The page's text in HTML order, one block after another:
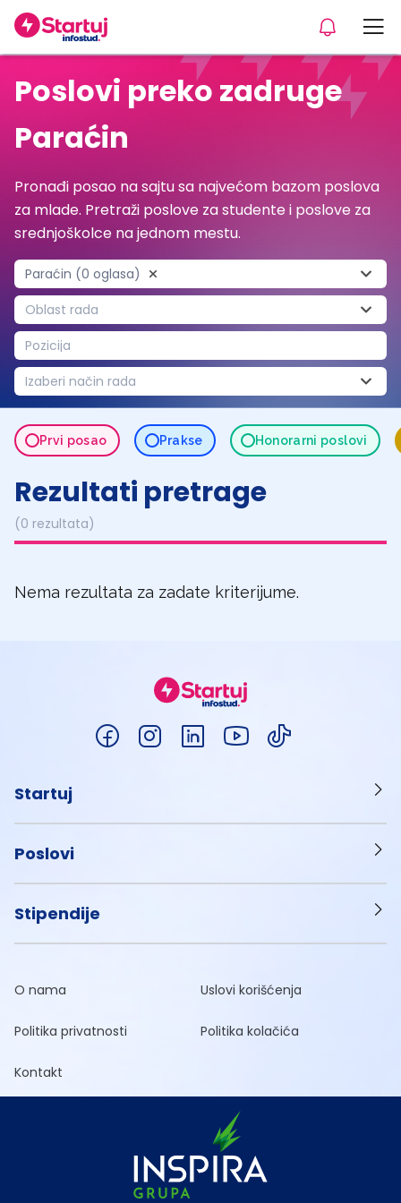
Poslovi preko zadruge
Paraćin
Pronađi posao na sajtu sa najvećom bazom poslova
za mlade. Pretraži poslove za studente i poslove za
srednjoškolce na jednom mestu.
Paraćin (0 oglasa)
Oblast rada
Pozicija
Izaberi način rada
Prvi posao Prakse Honorarni poslovi
Rezultati pretrage
(0 rezultata)
Nema rezultata za zadate kriterijume.
Startuj
Poslovi
Stipendije
O nama Uslovi korišćenja
Politika privatnosti Politika kolačića
Kontakt